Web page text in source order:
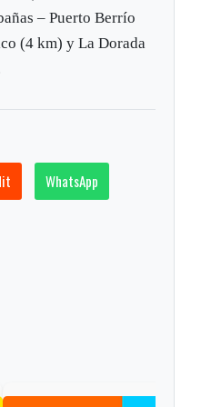
– Puerto Berrío
(4 km) y La Dorada
WhatsApp